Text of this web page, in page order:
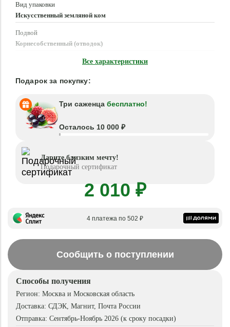
Вид упаковки
Искусственный земляной ком
Подвой
Корнесобственный (отводок)
Все характеристики
Подарок за покупку:
Три саженца бесплатно!
Осталось 10 000 ₽
Дарите близким мечту!
Подарочный сертификат
2 010 ₽
4 платежа по 502 ₽
Сообщить о поступлении
Способы получения
Регион: Москва и Московская область
Доставка: СДЭК, Магнит, Почта России
Отправка: Сентябрь-Ноябрь 2026 (к сроку посадки)